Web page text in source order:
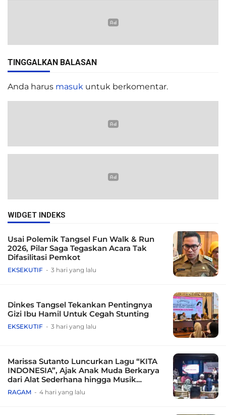
TINGGALKAN BALASAN
Anda harus masuk untuk berkomentar.
WIDGET INDEKS
Usai Polemik Tangsel Fun Walk & Run
2026, Pilar Saga Tegaskan Acara Tak
Difasilitasi Pemkot
EKSEKUTIF 3 hari yang lalu
Dinkes Tangsel Tekankan Pentingnya
Gizi Ibu Hamil Untuk Cegah Stunting
EKSEKUTIF 3 hari yang lalu
Marissa Sutanto Luncurkan Lagu “KITA
INDONESIA”, Ajak Anak Muda Berkarya
dari Alat Sederhana hingga Musik
Tradisional
RAGAM 4 hari yang lalu